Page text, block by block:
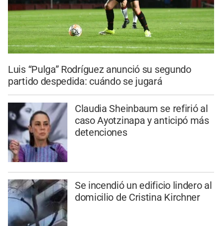
Luis “Pulga” Rodríguez anunció su segundo
partido despedida: cuándo se jugará
Claudia Sheinbaum se refirió al
caso Ayotzinapa y anticipó más
detenciones
Se incendió un edificio lindero al
domicilio de Cristina Kirchner